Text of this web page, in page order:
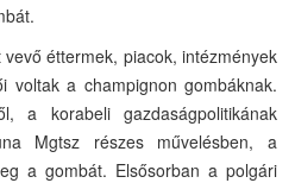
éttermek, piacok, intézmények
voltak a champignon gombáknak.
a korabeli gazdaságpolitikának
Mgtsz részes művelésben, a
a gombát. Elsősorban a polgári